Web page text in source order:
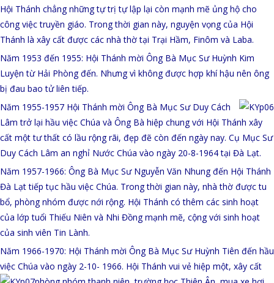
Hội Thánh chẳng những tự trị tự lập lại còn mạnh mẽ ủng hộ cho
công việc truyền giáo. Trong thời gian này, nguyện vọng của Hội
Thánh là xây cất được các nhà thờ tại Trại Hầm, Finôm và Laba.
Năm 1953 đến 1955: Hội Thánh mời Ông Bà Mục Sư Huỳnh Kim
Luyện từ Hải Phòng đến. Nhưng vì không được hợp khí hậu nên ông
bị đau bao tử liên tiếp.
Năm 1955-1957 Hội Thánh mời Ông Bà Mục Sư Duy Cách
Lâmtrở lại hầu việc Chúa và Ông Bà hiệp chung với Hội Thánh xây
cất một tư thất có lầu rộng rãi, đẹp đẽ còn đến ngày nay. Cụ Mục Sư
Duy Cách Lâm an nghỉ Nước Chúa vào ngày 20-8-1964 tại Đà Lạt.
Năm 1957-1966: Ông Bà Mục Sư Nguyễn Văn Nhung đến Hội Thánh
Đà Lạt tiếp tục hầu việc Chúa. Trong thời gian này, nhà thờ được tu
bổ, phòng nhóm được nới rộng. Hội Thánh có thêm các sinh hoạt
của lớp tuổi Thiếu Niên và Nhi Đồng mạnh mẽ, cộng với sinh hoạt
của sinh viên Tin Lành.
Năm 1966-1970: Hội Thánh mời Ông Bà Mục Sư Huỳnh Tiên đến hầu
việc Chúa vào ngày 2-10- 1966. Hội Thánh vui vẻ hiệp một, xây cất